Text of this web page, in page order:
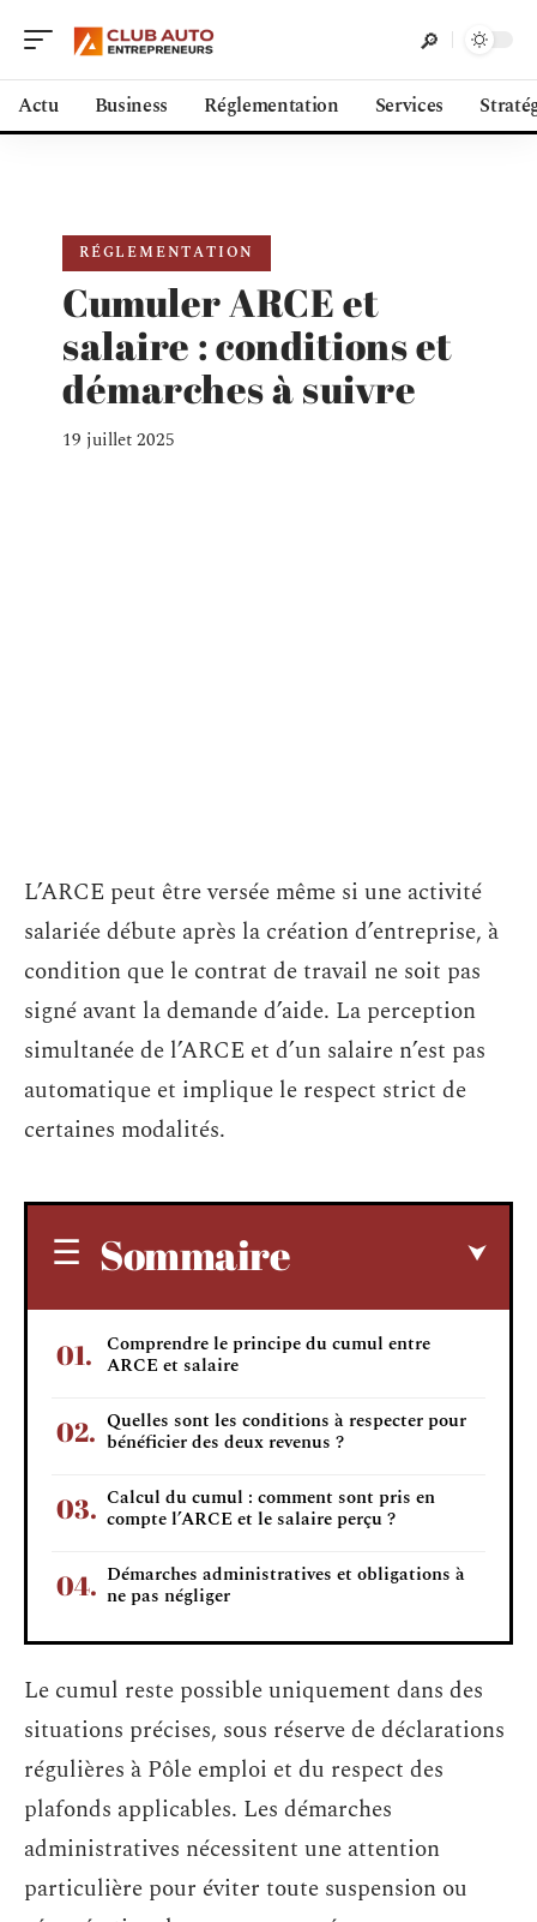
Actu Business Réglementation Services
RÉGLEMENTATION
Cumuler ARCE et
salaire : conditions et
démarches à suivre
19 juillet 2025
L’ARCE peut être versée même si une activité
salariée débute après la création d’entreprise, à
condition que le contrat de travail ne soit pas
signé avant la demande d’aide. La perception
simultanée de l’ARCE et d’un salaire n’est pas
automatique et implique le respect strict de
certaines modalités.
Sommaire
Comprendre le principe du cumul entre
ARCE et salaire
Quelles sont les conditions à respecter pour
bénéficier des deux revenus ?
Calcul du cumul : comment sont pris en
compte l’ARCE et le salaire perçu ?
Démarches administratives et obligations à
ne pas négliger
Le cumul reste possible uniquement dans des
situations précises, sous réserve de déclarations
régulières à Pôle emploi et du respect des
plafonds applicables. Les démarches
administratives nécessitent une attention
particulière pour éviter toute suspension ou